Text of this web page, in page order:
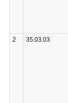
2 35.03.03